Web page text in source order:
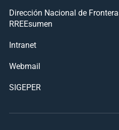
Dirección Nacional de
RREEsumen
Intranet
Webmail
SIGEPER